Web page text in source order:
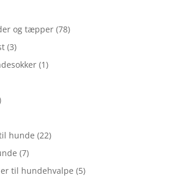
og tæpper (78)
(3)
(1)
hunde (22)
(7)
til hundehvalpe (5)